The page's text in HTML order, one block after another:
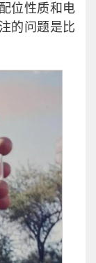
位性质和电
的问题是比